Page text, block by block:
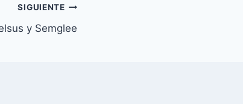
SIGUIENTE
y Semglee